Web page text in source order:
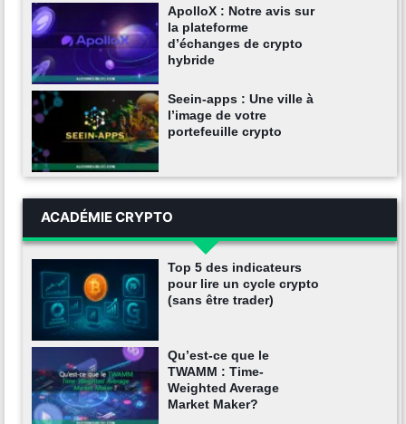
ApolloX : Notre avis sur
la plateforme
d’échanges de crypto
hybride
Seein-apps : Une ville à
l’image de votre
portefeuille crypto
ACADÉMIE CRYPTO
Top 5 des indicateurs
pour lire un cycle crypto
(sans être trader)
Qu’est-ce que le
TWAMM : Time-
Weighted Average
Market Maker?